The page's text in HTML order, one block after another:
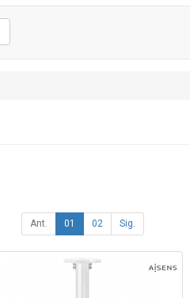
Ant. 01 02 Sig.